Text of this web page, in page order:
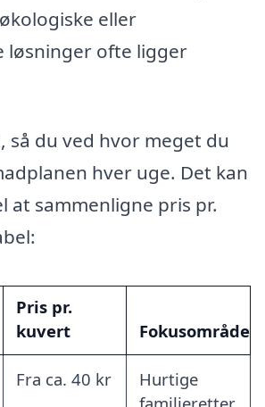
eller
løsninger ofte ligger
så du ved hvor meget du
hver uge. Det kan
at sammenligne pris pr.
Pris pr.
kuvert
Fokusområde
Fra ca. 40 kr
Hurtige